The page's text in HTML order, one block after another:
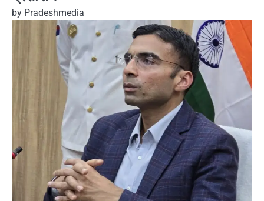
by Pradeshmedia